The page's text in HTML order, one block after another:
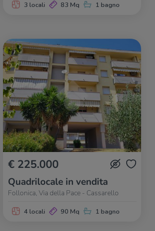
3 locali 83 Mq 1 bagno
€ 225.000
Quadrilocale in vendita
Follonica, Via della Pace - Cassarello
4 locali 90 Mq 1 bagno